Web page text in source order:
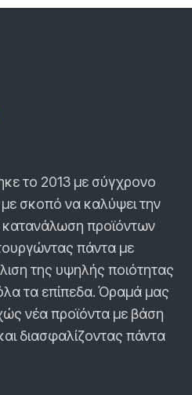
τo 2013 με σύγχρονο
σκοπό να καλύψει την
προϊόντων
πάντα με
της υψηλής ποιότητας
τα επίπεδα. Όραμά μας
νέα προϊόντα με βάση
διασφαλίζοντας πάντα